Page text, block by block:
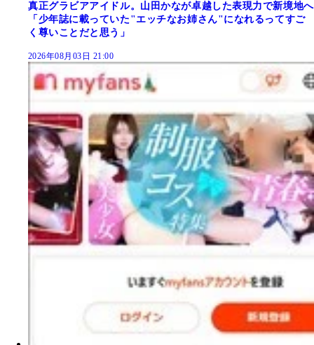
真正グラビアアイドル。山田かなが卓越した表現力で新境地へ
「少年誌に載っていた"エッチなお姉さん"になれるってすご
く尊いことだと思う」
2026年08月03日 21:00